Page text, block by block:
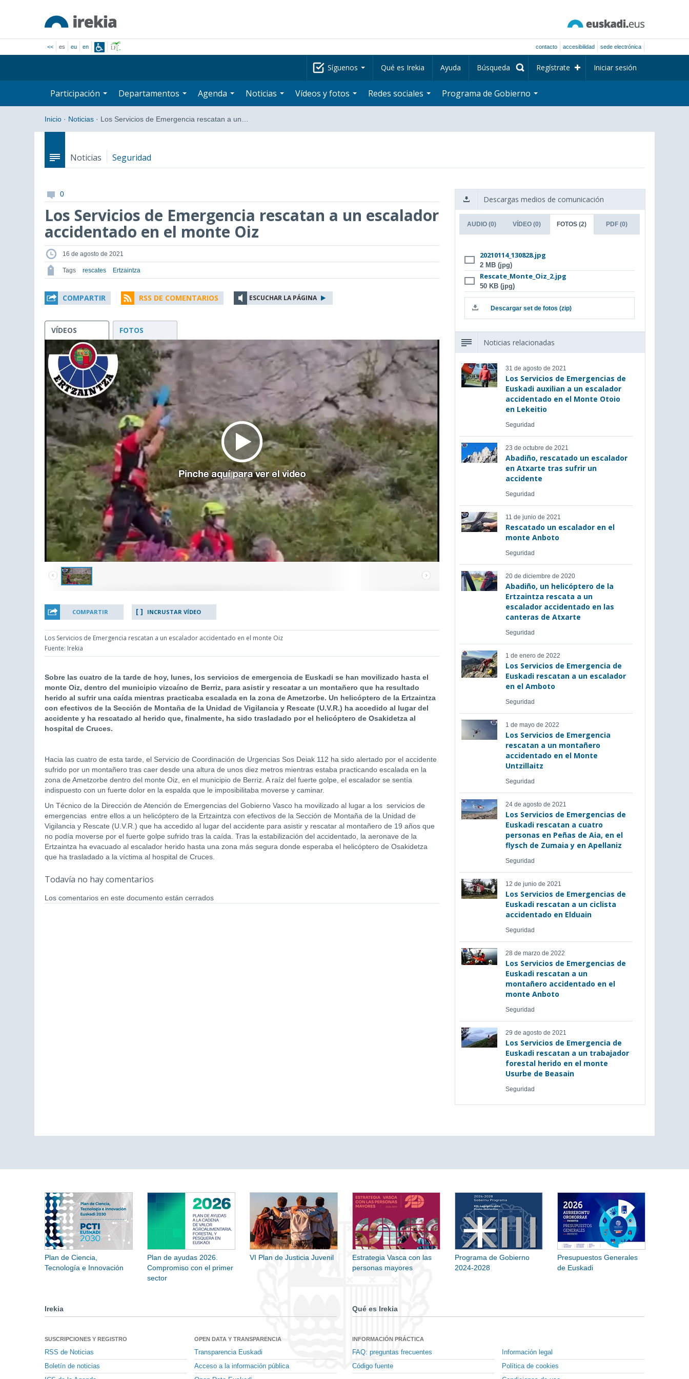
<< es eu en contacto accesibilidad sede electrónica
Síguenos Qué es Irekia Ayuda Búsqueda Regístrate Iniciar sesión
Participación Departamentos Agenda Noticias Vídeos y fotos Redes sociales Programa de Gobierno
Inicio · Noticias · Los Servicios de Emergencia rescatan a un…
Noticias Seguridad
0
Los Servicios de Emergencia rescatan a un escalador
accidentado en el monte Oiz
16 de agosto de 2021
Tags rescates Ertzaintza
COMPARTIR RSS DE COMENTARIOS ESCUCHAR LA PÁGINA
VÍDEOS FOTOS
modal
window.
COMPARTIR INCRUSTAR VÍDEO
Los Servicios de Emergencia rescatan a un escalador accidentado en el monte Oiz
Fuente: Irekia
Sobre las cuatro de la tarde de hoy, lunes, los servicios de emergencia de Euskadi se han movilizado hasta el
monte Oiz, dentro del municipio vizcaíno de Berriz, para asistir y rescatar a un montañero que ha resultado
herido al sufrir una caída mientras practicaba escalada en la zona de Ametzorbe. Un helicóptero de la Ertzaintza
con efectivos de la Sección de Montaña de la Unidad de Vigilancia y Rescate (U.V.R.) ha accedido al lugar del
accidente y ha rescatado al herido que, finalmente, ha sido trasladado por el helicóptero de Osakidetza al
hospital de Cruces.
Hacia las cuatro de esta tarde, el Servicio de Coordinación de Urgencias Sos Deiak 112 ha sido alertado por el accidente
sufrido por un montañero tras caer desde una altura de unos diez metros mientras estaba practicando escalada en la
zona de Ametzorbe dentro del monte Oiz, en el municipio de Berriz. A raíz del fuerte golpe, el escalador se sentía
indispuesto con un fuerte dolor en la espalda que le imposibilitaba moverse y caminar.
Un Técnico de la Dirección de Atención de Emergencias del Gobierno Vasco ha movilizado al lugar a los servicios de
emergencias entre ellos a un helicóptero de la Ertzaintza con efectivos de la Sección de Montaña de la Unidad de
Vigilancia y Rescate (U.V.R.) que ha accedido al lugar del accidente para asistir y rescatar al montañero de 19 años que
no podía moverse por el fuerte golpe sufrido tras la caída. Tras la estabilización del accidentado, la aeronave de la
Ertzaintza ha evacuado al escalador herido hasta una zona más segura donde esperaba el helicóptero de Osakidetza
que ha trasladado a la víctima al hospital de Cruces.
Todavía no hay comentarios
Los comentarios en este documento están cerrados
Descargas medios de comunicación
AUDIO(0) VÍDEO(0) FOTOS (2) PDF (0)
20210114_130828.jpg
2 MB (jpg)
Rescate_Monte_Oiz_2.jpg
50 KB (jpg)
Descargar set de fotos (zip)
Noticias relacionadas
31 de agosto de 2021
Los Servicios de Emergencias de
Euskadi auxilian a un escalador
accidentado en el Monte Otoio
en Lekeitio
Seguridad
23 de octubre de 2021
Abadiño, rescatado un escalador
en Atxarte tras sufrir un
accidente
Seguridad
11 de junio de 2021
Rescatado un escalador en el
monte Anboto
Seguridad
20 de diciembre de 2020
Abadiño, un helicóptero de la
Ertzaintza rescata a un
escalador accidentado en las
canteras de Atxarte
Seguridad
1 de enero de 2022
Los Servicios de Emergencia de
Euskadi rescatan a un escalador
en el Amboto
Seguridad
1 de mayo de 2022
Los Servicios de Emergencia
rescatan a un montañero
accidentado en el Monte
Untzillaitz
Seguridad
24 de agosto de 2021
Los Servicios de Emergencias de
Euskadi rescatan a cuatro
personas en Peñas de Aia, en el
flysch de Zumaia y en Apellaniz
Seguridad
12 de junio de 2021
Los Servicios de Emergencias de
Euskadi rescatan a un ciclista
accidentado en Elduain
Seguridad
28 de marzo de 2022
Los Servicios de Emergencias de
Euskadi rescatan a un
montañero accidentado en el
monte Anboto
Seguridad
29 de agosto de 2021
Los Servicios de Emergencia de
Euskadi rescatan a un trabajador
forestal herido en el monte
Usurbe de Beasain
Seguridad
Plan de Ciencia,
Tecnología e Innovación
Plan de ayudas 2026.
Compromiso con el primer
sector
VI Plan de Justicia Juvenil
Estrategia Vasca con las
personas mayores
Programa de Gobierno
2024-2028
Presupuestos Generales
de Euskadi
Irekia
SUSCRIPCIONES Y REGISTRO
RSS de Noticias
Boletín de noticias
OPEN DATA Y TRANSPARENCIA
Transparencia Euskadi
Acceso a la información pública
Qué es Irekia
INFORMACIÓN PRÁCTICA
FAQ: preguntas frecuentes
Código fuente
Información legal
Política de cookies